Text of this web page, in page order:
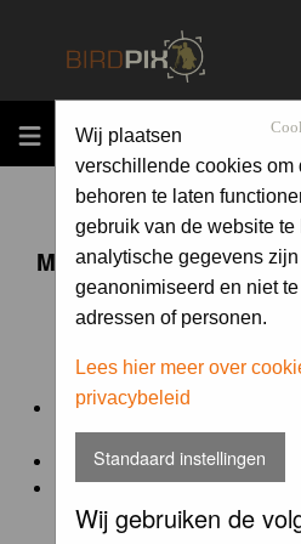
MENU
Wij plaatsen
verschillende cookies om
behoren te laten
gebruik van de website
analytische gegevens
geanonimiseerd en niet
adressen of personen.
Lees hier meer over
privacybeleid
Standaard instellingen
Wij gebruiken de
Maandopdracht
De maandopdracht van Birdpix
en door de Birdpix fotografen
Het onderwerp van de
winnaar van de laatste
De community nomineert de
Geregistreerde gebruikers van
deze voorwaardendeelnemen.